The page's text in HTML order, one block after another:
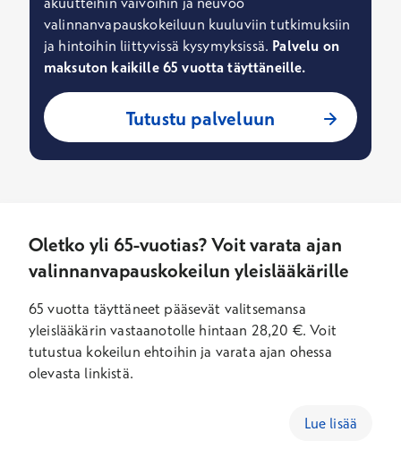
valinnanvapauskokeiluun kuuluviin tutkimuksiin
ja hintoihin liittyvissä kysymyksissä. Palvelu on
maksuton kaikille 65 vuotta täyttäneille.
Tutustu palveluun
Oletko yli 65-vuotias? Voit varata ajan
valinnanvapauskokeilun yleislääkärille
65 vuotta täyttäneet pääsevät valitsemansa
yleislääkärin vastaanotolle hintaan 28,20 €. Voit
tutustua kokeilun ehtoihin ja varata ajan ohessa
olevasta linkistä.
Lue lisää